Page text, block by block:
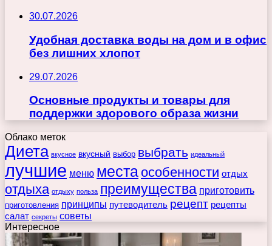
30.07.2026
Удобная доставка воды на дом и в офис
без лишних хлопот
29.07.2026
Основные продукты и товары для
поддержки здорового образа жизни
Облако меток
Диета вкусное вкусный выбор выбрать идеальный
лучшие меню места особенности отдых
отдыха отдыху польза преимущества приготовить
приготовления принципы путеводитель рецепт рецепты
салат секреты советы
Интересное